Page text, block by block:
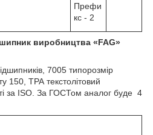
Префи
кс - 2
виробництва «FAG»
7005 типорозмір
150 , ТРА текстолітовий
за ISO. За ГОСТом аналог буде 4